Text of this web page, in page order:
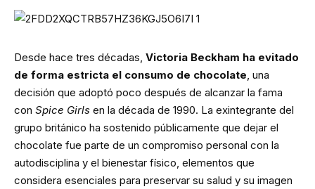
Desde hace tres décadas, Victoria Beckham ha evitado
de forma estricta el consumo de chocolate , una
decisión que adoptó poco después de alcanzar la fama
con Spice Girls en la década de 1990. La exintegrante del
grupo británico ha sostenido públicamente que dejar el
chocolate fue parte de un compromiso personal con la
autodisciplina y el bienestar físico, elementos que
considera esenciales para preservar su salud y su imagen